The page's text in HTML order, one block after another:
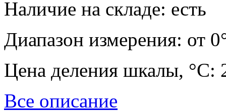
Наличие на складе: есть
Диапазон измерения: от
Цена деления шкалы, °С:
Все описание